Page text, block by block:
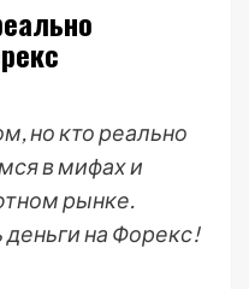
но кто реально
в мифах и
рынке.
деньги на Форекс!